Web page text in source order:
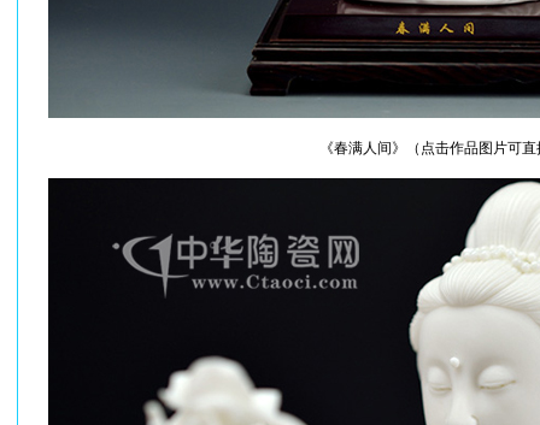
《春满人间》（点击作品图片可